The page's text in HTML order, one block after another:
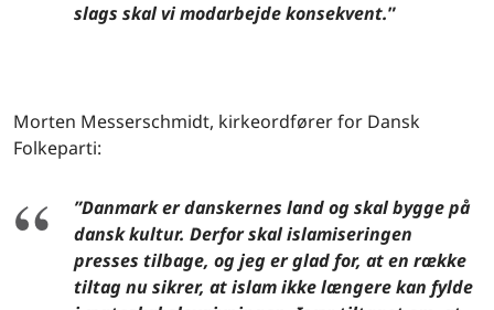
slags skal vi modarbejde konsekvent.”
Morten Messerschmidt, kirkeordfører for Dansk
Folkeparti:
”Danmark er danskernes land og skal bygge på
dansk kultur. Derfor skal islamiseringen
presses tilbage, og jeg er glad for, at en række
tiltag nu sikrer, at islam ikke længere kan fylde